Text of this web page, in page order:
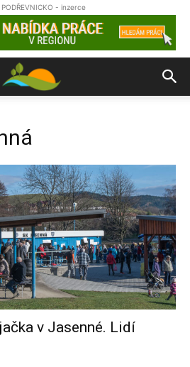
PODŘEVNICKO - inzerce
v Jasenné. Lidí